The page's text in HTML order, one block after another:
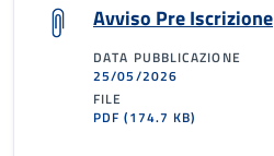
Avviso Pre Iscrizione
DATA PUBBLICAZIONE
25/05/2026
FILE
PDF(174.7 KB)